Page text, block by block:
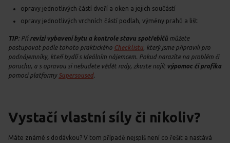
opravy jednotlivých částí dveří a oken a jejich součástí
opravy jednotlivých vrchních částí podlah, výměny prahů a lišt
TIP: Při revizi vybavení bytu a kontrole stavu spotřebičů můžete
postupovat podle tohoto praktického Checklistu , který jsme připravili pro
podnájemníky, kteří bydlí s Ideálním nájemcem. Pokud narazíte na problém či
poruchu, a s opravou si nebudete vědět rady, zkuste najít výpomoc či profíka
pomocí platformy Supersoused.
Vystačí vlastní síly či nikoliv?
Máte známé s dodávkou? V tom případě nejspíš není co řešit a nastává